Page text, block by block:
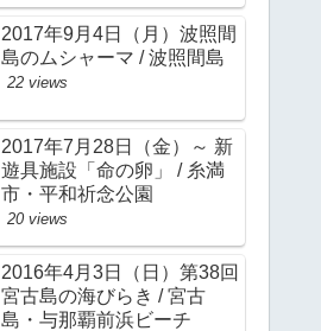
2017年9月4日（月）波照間
島のムシャーマ / 波照間島
22 views
2017年7月28日（金）～ 新
遊具施設「命の卵」 / 糸満
市・平和祈念公園
20 views
2016年4月3日（日）第38回
宮古島の海びらき / 宮古
島・与那覇前浜ビーチ